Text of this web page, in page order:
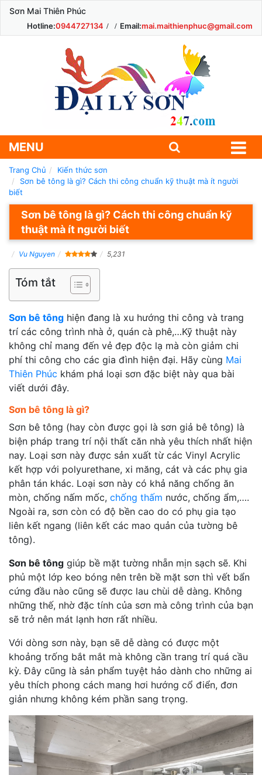
Sơn Mai Thiên Phúc
Hotline:0944727134 Email:mai.maithienphuc@gmail.com
MENU
Trang Chủ
Kiến thức sơn
Sơn bê tông là gì? Cách thi công chuẩn kỹ thuật mà ít người
biết
Sơn bê tông là gì? Cách thi công chuẩn kỹ
thuật mà ít người biết
Vu Nguyen 5,231
Tóm tắt
Sơn bê tông hiện đang là xu hướng thi công và trang
trí các công trình nhà ở, quán cà phê,…Kỹ thuật này
không chỉ mang đến vẻ đẹp độc lạ mà còn giảm chi
phí thi công cho các gia đình hiện đại. Hãy cùng Mai
Thiên Phúc khám phá loại sơn đặc biệt này qua bài
viết dưới đây.
Sơn bê tông là gì?
Sơn bê tông (hay còn được gọi là sơn giả bê tông) là
biện pháp trang trí nội thất căn nhà yêu thích nhất hiện
nay. Loại sơn này được sản xuất từ các Vinyl Acrylic
kết hợp với polyurethane, xi măng, cát và các phụ gia
phân tán khác. Loại sơn này có khả năng chống ăn
mòn, chống nấm mốc, chống thấm nước, chống ẩm,….
Ngoài ra, sơn còn có độ bền cao do có phụ gia tạo
liên kết ngang (liên kết các mao quản của tường bê
tông).
Sơn bê tông giúp bề mặt tường nhẵn mịn sạch sẽ. Khi
phủ một lớp keo bóng nên trên bề mặt sơn thì vết bẩn
cứng đầu nào cũng sẽ được lau chùi dễ dàng. Không
những thế, nhờ đặc tính của sơn mà công trình của bạn
sẽ trở nên mát lạnh hơn rất nhiều.
Với dòng sơn này, bạn sẽ dễ dàng có được một
khoảng trống bắt mắt mà không cần trang trí quá cầu
kỳ. Đây cũng là sản phẩm tuyệt hảo dành cho những ai
yêu thích phong cách mang hơi hướng cổ điển, đơn
giản nhưng không kém phần sang trọng.